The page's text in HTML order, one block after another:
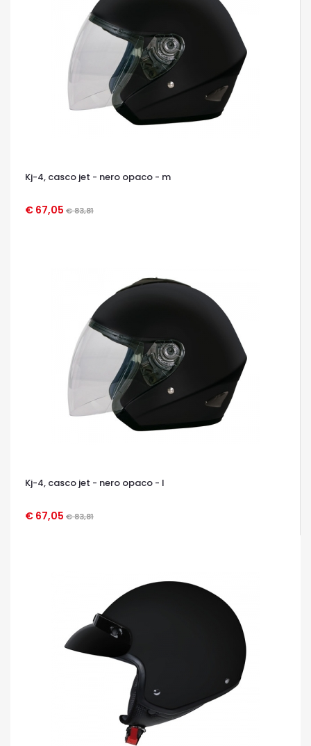
Kj-4, casco jet - nero opaco - m
€ 67,05 € 83,81
OCCHIATA VELOCE
Kj-4, casco jet - nero opaco - l
€ 67,05 € 83,81
OCCHIATA VELOCE